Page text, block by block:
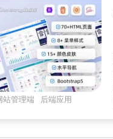
站管理端
后端应用